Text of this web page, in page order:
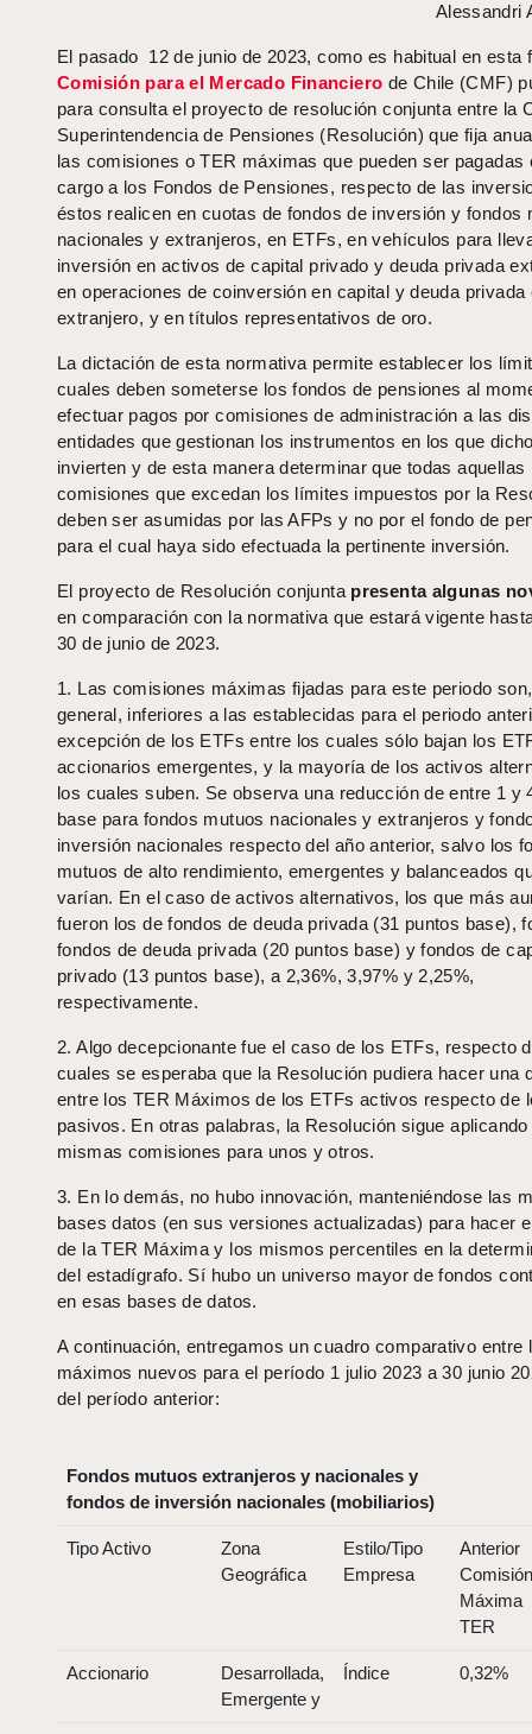
Alessandri
El pasado 12 de junio de 2023, como es habitual en esta
Comisión para el Mercado Financiero de Chile (CMF)
para consulta el proyecto de resolución conjunta entre la
Superintendencia de Pensiones (Resolución) que fija
las comisiones o TER máximas que pueden ser pagadas
cargo a los Fondos de Pensiones, respecto de las
éstos realicen en cuotas de fondos de inversión y fondos
nacionales y extranjeros, en ETFs, en vehículos para
inversión en activos de capital privado y deuda privada
en operaciones de coinversión en capital y deuda privada
extranjero, y en títulos representativos de oro.
La dictación de esta normativa permite establecer los
cuales deben someterse los fondos de pensiones al
efectuar pagos por comisiones de administración a las
entidades que gestionan los instrumentos en los que
invierten y de esta manera determinar que todas aquellas
comisiones que excedan los límites impuestos por la
deben ser asumidas por las AFPs y no por el fondo de
para el cual haya sido efectuada la pertinente inversión.
El proyecto de Resolución conjuntapresenta algunas
en comparación con la normativa que estará vigente
30 de junio de 2023.
1. Las comisiones máximas fijadas para este periodo
general, inferiores a las establecidas para el periodo
excepción de los ETFs entre los cuales sólo bajan los
accionarios emergentes, y la mayoría de los activos
los cuales suben. Se observa una reducción de entre 1 y
base para fondos mutuos nacionales y extranjeros y
inversión nacionales respecto del año anterior, salvo los
mutuos de alto rendimiento, emergentes y balanceados
varían. En el caso de activos alternativos, los que más
fueron los de fondos de deuda privada (31 puntos base),
fondos de deuda privada (20 puntos base) y fondos de
privado (13 puntos base), a 2,36%, 3,97% y 2,25%,
respectivamente.
2. Algo decepcionante fue el caso de los ETFs, respecto
cuales se esperaba que la Resolución pudiera hacer una
entre los TER Máximos de los ETFs activos respecto de
pasivos. En otras palabras, la Resolución sigue
mismas comisiones para unos y otros.
3. En lo demás, no hubo innovación, manteniéndose las
bases datos (en sus versiones actualizadas) para hacer
de la TER Máxima y los mismos percentiles en la
del estadígrafo. Sí hubo un universo mayor de fondos
en esas bases de datos.
A continuación, entregamos un cuadro comparativo entre
máximos nuevos para el período 1 julio 2023 a 30 junio
del período anterior:
Fondos mutuos extranjeros y nacionales y
fondos de inversión nacionales (mobiliarios)
Tipo Activo
Zona
Geográfica
Estilo/Tipo
Empresa
Anterior
Comisión
Máxima
TER
Accionario
Desarrollada,
Emergente y
Índice 0,32%